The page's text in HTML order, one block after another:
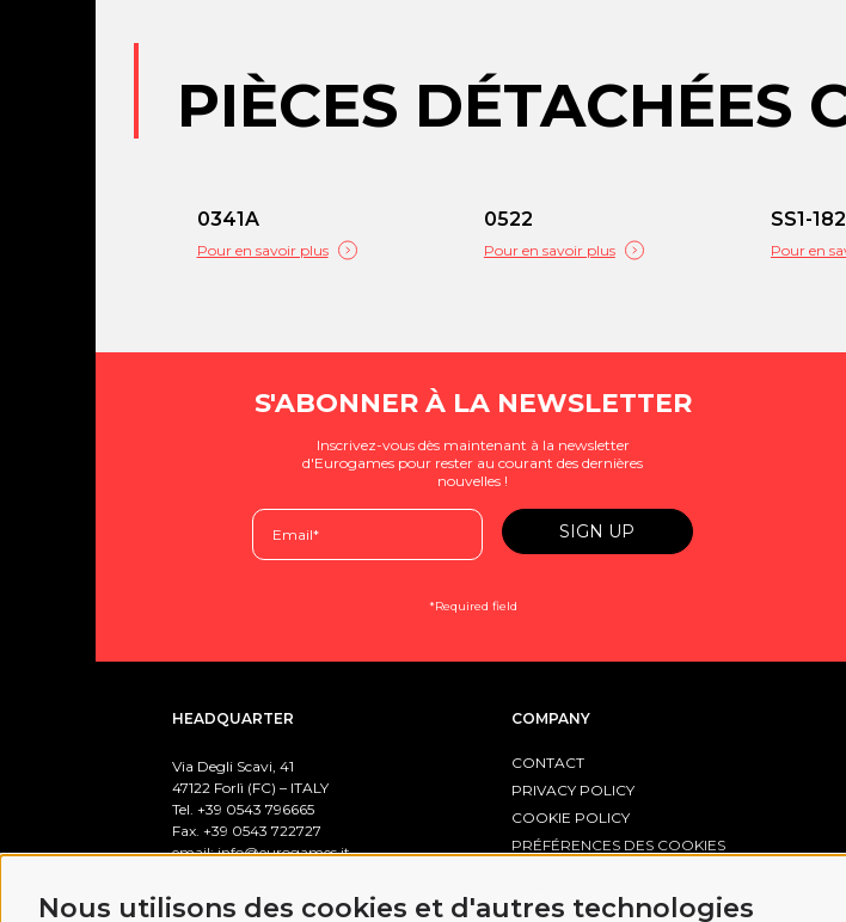
Nous utilisons des cookies et d'autres technologies
PIÈCES DÉTACHÉES
0341A
Pour en savoir plus
0522
Pour en savoir plus
SS1-
Pour en
S'ABONNER À LA NEWSLETTER
Inscrivez-vous dès maintenant à la newsletter
d'Eurogames pour rester au courant des dernières
nouvelles !
*Required field
HEADQUARTER
Via Degli Scavi, 41
47122 Forlì (FC) – ITALY
Tel. +39 0543 796665
Fax. +39 0543 722727
email:info@eurogames.it
BUSINESS HOURS
COMPANY
CONTACT
PRIVACY POLICY
COOKIE POLICY
PRÉFÉRENCES DES COOKIES
POR FESR EMILIA-ROMAGNA